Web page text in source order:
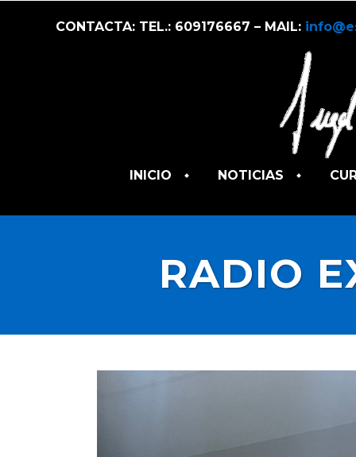
CONTACTA: TEL.: 609176667 – MAIL:
INICIO NOTICIAS
RADIO